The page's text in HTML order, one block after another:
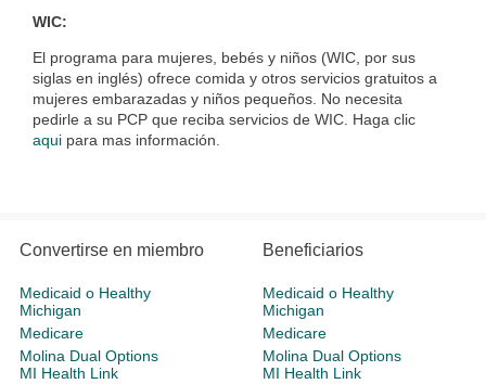
WIC:
El programa para mujeres, bebés y niños (WIC, por sus
siglas en inglés) ofrece comida y otros servicios gratuitos a
mujeres embarazadas y niños pequeños. No necesita
pedirle a su PCP que reciba servicios de WIC. Haga clic
aqui para mas información.
Convertirse en miembro
Medicaid o Healthy
Michigan
Medicare
Molina Dual Options
MI Health Link
Beneficiarios
Medicaid o Healthy
Michigan
Medicare
Molina Dual Options
MI Health Link